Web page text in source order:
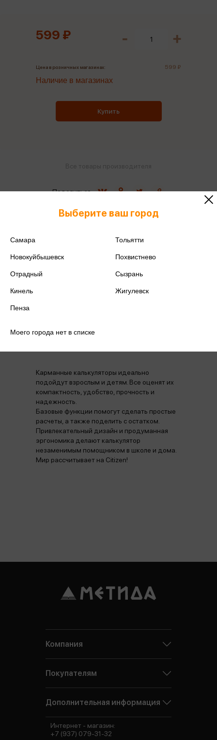
Производитель
599 ₽
Цена в розничных магазинах: 599 ₽
Наличие в магазинах
Купить
Поделиться
АннотацияОтзывы
Карманные калькуляторы идеально
подойдут взрослым и детям. Все оценят их
компактность, удобство, прочность и
надежность.
Базовые функции помогут сделать простые
расчеты, а также поделить с остатком.
Привлекательный дизайн и продуманная
эргономика делают калькулятор
незаменимым помощником в школе и дома.
Мир рассчитывает на Citizen!
Выберите ваш город
Самара Тольятти
Новокуйбышевск Похвистнево
Отрадный Сызрань
Кинель Жигулевск
Пенза
Моего города нет в списке
Компания
Покупателям
Дополнительная информация
Интернет - магазин:
+7 (937) 079-31-32